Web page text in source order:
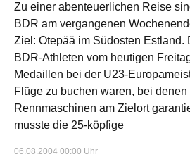
Zu einer abenteuerlichen Reise
BDR am vergangenen
Ziel: Otepää im Südosten Estland.
BDR-Athleten vom heutigen
Medaillen bei der U23-
Flüge zu buchen waren, bei
Rennmaschinen am Zielort
musste die 25-köpfige
06.08.2004 00:00 Uhr